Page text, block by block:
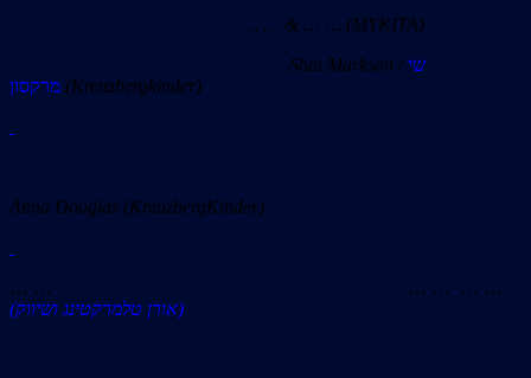
… … & … … (MYKITA)
Shai Markson / שי
מרקסון (Kreuzbergkinder)
Anna Douglas (KreuzbergKinder)
… … … … … …
(אורן טלמרקטינג ושיווק)